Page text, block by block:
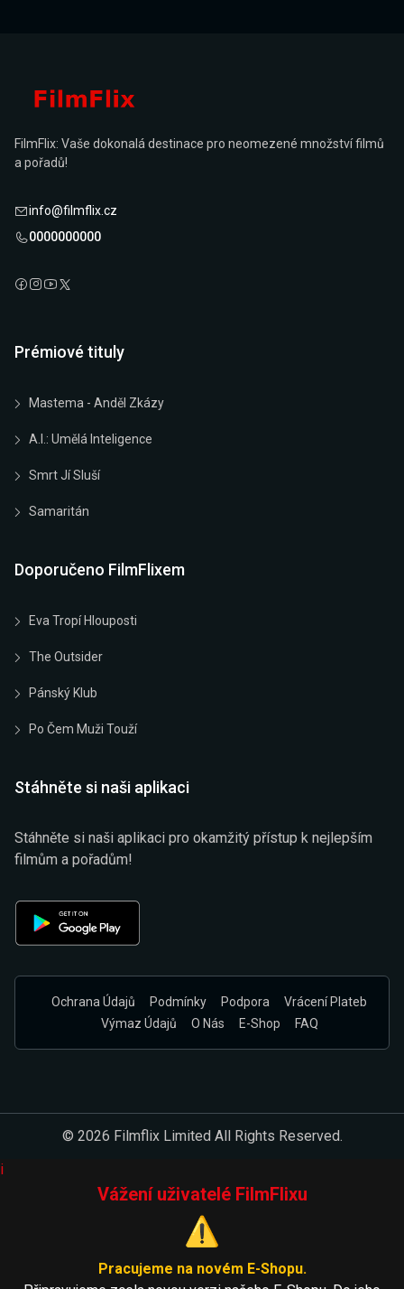
FilmFlix: Vaše dokonalá destinace pro neomezené množství filmů
a pořadů!
info@filmflix.cz
0000000000
Prémiové tituly
Mastema - Anděl Zkázy
A.I.: Umělá Inteligence
Smrt Jí Sluší
Samaritán
Doporučeno FilmFlixem
Eva Tropí Hlouposti
The Outsider
Pánský Klub
Po Čem Muži Touží
Stáhněte si naši aplikaci
Stáhněte si naši aplikaci pro okamžitý přístup k nejlepším
filmům a pořadům!
Ochrana Údajů Podmínky Podpora
Vrácení Plateb
Výmaz Údajů
O Nás E-Shop FAQ
© 2026 Filmflix Limited All Rights Reserved.
i
Vážení uživatelé FilmFlixu
⚠️
Pracujeme na novém E-Shopu.